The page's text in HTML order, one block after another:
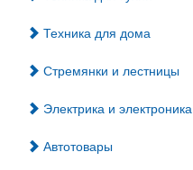
Техника для дома
Стремянки и лестницы
Электрика и электроника
Автотовары